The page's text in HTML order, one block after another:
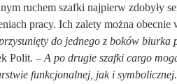
ruchem szafki najpierw zdobyły
pracy. Ich zalety można
do jednego z boków biurka
Polit. – A po drugie szafki cargo
funkcjonalnej, jak i symbolicznej.